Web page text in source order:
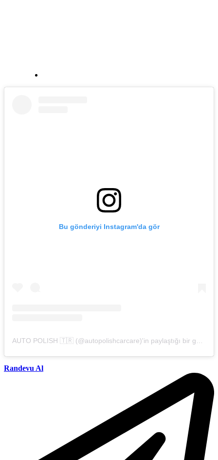
Bu gönderiyi Instagram'da gör
Randevu Al